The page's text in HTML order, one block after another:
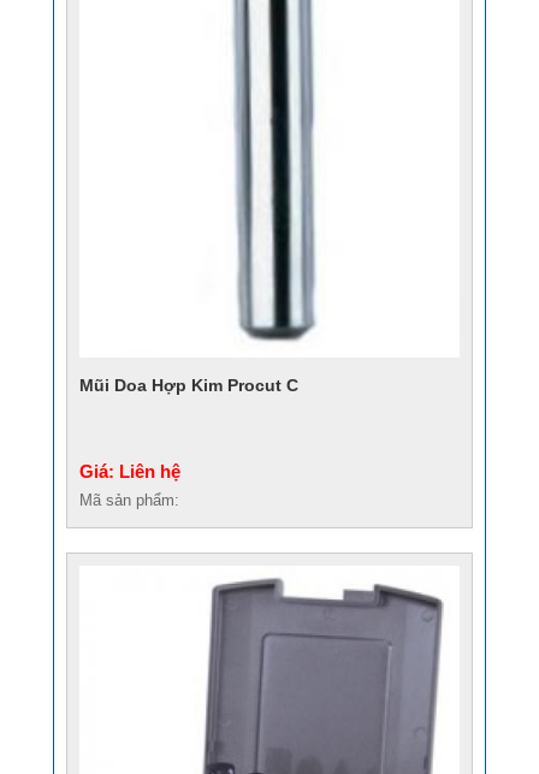
Mũi Doa Hợp Kim Procut C
Giá: Liên hệ
Mã sản phẩm: